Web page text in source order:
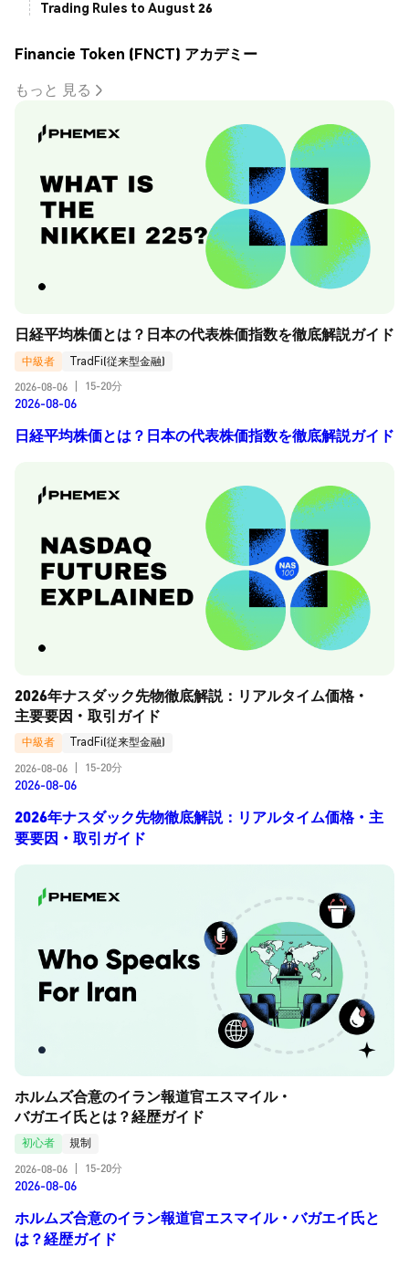
Trading Rules to August 26
Financie Token (FNCT) アカデミー
もっと 見る
日経平均株価とは？日本の代表株価指数を徹底解説ガイド
中級者
TradFi(従来型金融)
2026-08-06
15-20分
2026-08-06
日経平均株価とは？日本の代表株価指数を徹底解説ガイド
2026年ナスダック先物徹底解説：リアルタイム価格・
主要要因・取引ガイド
中級者
TradFi(従来型金融)
2026-08-06
15-20分
2026-08-06
2026年ナスダック先物徹底解説：リアルタイム価格・主
要要因・取引ガイド
ホルムズ合意のイラン報道官エスマイル・
バガエイ氏とは？経歴ガイド
初心者
規制
2026-08-06
15-20分
2026-08-06
ホルムズ合意のイラン報道官エスマイル・バガエイ氏と
は？経歴ガイド